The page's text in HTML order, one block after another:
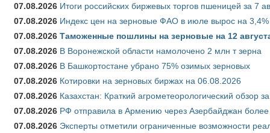
07.08.2026 Итоги российских биржевых торгов пшеницей за 7
07.08.2026 Индекс цен на зерновые ФАО в июле вырос на 3,4%
07.08.2026 Таможенные пошлины на зерновые на 12
07.08.2026 В Воронежской области намолочено 2 млн т зерна
07.08.2026 В Башкортостане убрано 75% озимых зерновых
07.08.2026 Котировки на зерновых биржах на 06.08.2026
07.08.2026 Казахстан: Краткий агрометеорологический обзор
07.08.2026 РФ отправила в Армению через Азербайджан более
07.08.2026 Эксперты отметили ограниченные возможности